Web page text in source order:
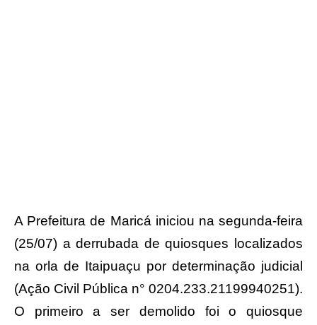
A Prefeitura de Maricá iniciou na segunda-feira
(25/07) a derrubada de quiosques localizados
na orla de Itaipuaçu por determinação judicial
(Ação Civil Pública n° 0204.233.21199940251).
O primeiro a ser demolido foi o quiosque